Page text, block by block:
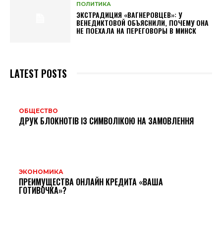
ПОЛИТИКА
ЭКСТРАДИЦИЯ «ВАГНЕРОВЦЕВ»: У
ВЕНЕДИКТОВОЙ ОБЪЯСНИЛИ, ПОЧЕМУ ОНА
НЕ ПОЕХАЛА НА ПЕРЕГОВОРЫ В МИНСК
LATEST POSTS
ОБЩЕСТВО
ДРУК БЛОКНОТІВ ІЗ СИМВОЛІКОЮ НА ЗАМОВЛЕННЯ
ЭКОНОМИКА
ПРЕИМУЩЕСТВА ОНЛАЙН КРЕДИТА «ВАША
ГОТИВОЧКА»?